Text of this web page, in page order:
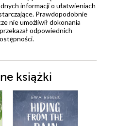
informacji o ułatwieniach
Prawdopodobnie
nie umożliwił dokonania
odpowiednich
książki